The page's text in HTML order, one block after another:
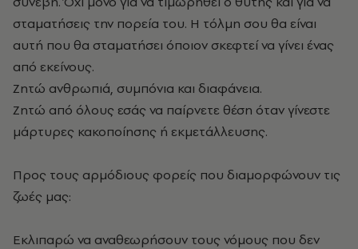
σταματήσεις την πορεία του. Η τόλμη σου θα είναι
αυτή που θα σταματήσει όποιον σκεφτεί να γίνει ένας
από εκείνους.
Ζητώ ανθρωπιά, συμπόνια και διαφάνεια.
Ζητώ από όλους εσάς να παίρνετε θέση όταν γίνεστε
μάρτυρες κακοποίησης ή εκμετάλλευσης.
Προς τους αρμόδιους φορείς που διαμορφώνουν τις
ζωές μας:
Εκλιπαρώ να αναθεωρήσουν τους νόμους που δεν